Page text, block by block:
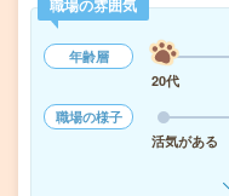
職場の雰囲気
年齢層
20代
職場の様子
活気がある